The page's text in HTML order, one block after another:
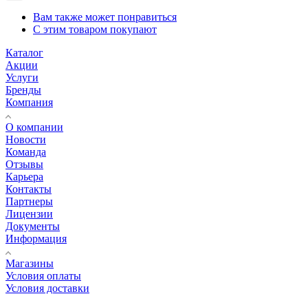
Вам также может понравиться
С этим товаром покупают
Каталог
Акции
Услуги
Бренды
Компания
О компании
Новости
Команда
Отзывы
Карьера
Контакты
Партнеры
Лицензии
Документы
Информация
Магазины
Условия оплаты
Условия доставки